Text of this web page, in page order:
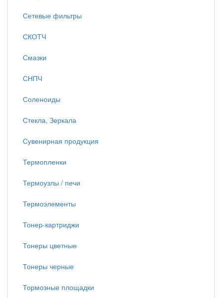
Сетевые фильтры
СКОТЧ
Смазки
СНПЧ
Соленоиды
Стекла, Зеркала
Сувенирная продукция
Термопленки
Термоузлы / печи
Термоэлементы
Тонер-картриджи
Тонеры цветные
Тонеры черные
Тормозные площадки